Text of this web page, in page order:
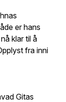
er hans
klar til å
fra inni
Gitas